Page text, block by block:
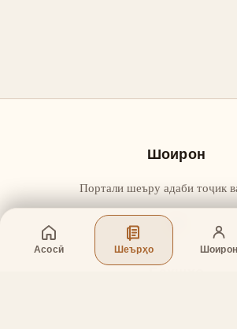
Асосӣ Шеърҳо Шоирон
Шоирон
Портали шеъру адаби тоҷик